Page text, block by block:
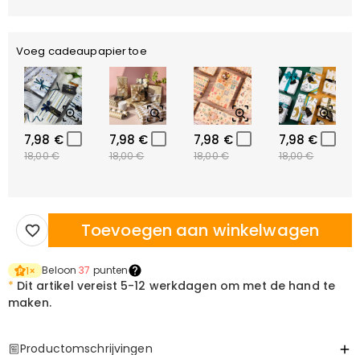
Voeg cadeaupapier toe
7,98 €
18,00 €
7,98 €
18,00 €
7,98 €
18,00 €
7,98 €
18,00 €
Toevoegen aan winkelwagen
1× Beloon37 punten
* Dit artikel vereist 5-12 werkdagen om met de hand te
maken.
Productomschrijvingen